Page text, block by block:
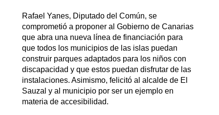
Rafael Yanes, Diputado del Común, se
comprometió a proponer al Gobierno de Canarias
que abra una nueva línea de financiación para
que todos los municipios de las islas puedan
construir parques adaptados para los niños con
discapacidad y que estos puedan disfrutar de las
instalaciones. Asimismo, felicitó al alcalde de El
Sauzal y al municipio por ser un ejemplo en
materia de accesibilidad.